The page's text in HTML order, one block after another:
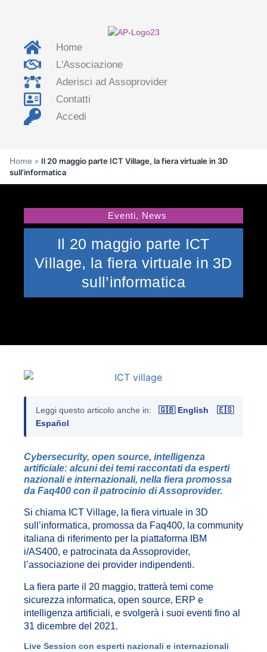
Home
L'Associazione
Aderisci ad Assoprovider
Contatti
Accedi
Home » Il 20 maggio parte ICT Village, la fiera virtuale in 3D
sull’informatica
Eventi, News
Il 20 maggio parte ICT
Village, la fiera virtuale in 3D
sull’informatica
Leggi questo articolo anche in: 🇬🇧 English
🇪🇸
Español
Cybersecurity, open source, intelligenza
artificiale: alcuni dei temi raccontati da esperti
nazionali e internazionali, nella fiera promossa
da Faq400 con il patrocinio di Assoprovider.
Si chiama ICT Village, la fiera virtuale in 3D
sull’informatica, promossa da Faq400, la community
italiana di riferimento per la piattaforma IBM
i/AS400, e patrocinata da Assoprovider,
l’associazione dei provider indipendenti.
La fiera parte il 20 maggio, tratterà temi come
sicurezza informatica, open source, ERP e
intelligenza artificiali, e svolgerà i suoi eventi fino al
31 dicembre del 2021.
Live Session con esperti nazionali e internazionali